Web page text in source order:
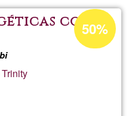
con
Acceptance
percentage
50%